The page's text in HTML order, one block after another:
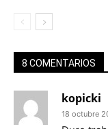
8 COMENTARIOS
kopicki
18 octubre